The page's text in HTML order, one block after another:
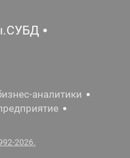
аналитики
2026.